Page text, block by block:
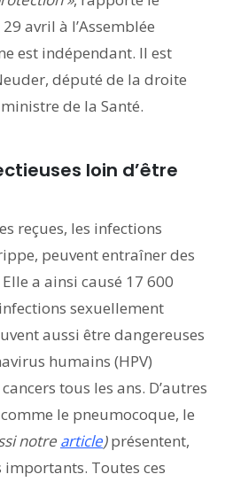
29 avril à l’Assemblée
est indépendant. Il est
député de la droite
de la Santé.
loin d’être
reçues, les infections
peuvent entraîner des
a ainsi causé 17 600
sexuellement
aussi être dangereuses
humains (HPV)
tous les ans. D’autres
le pneumocoque, le
notre article)présentent,
Toutes ces